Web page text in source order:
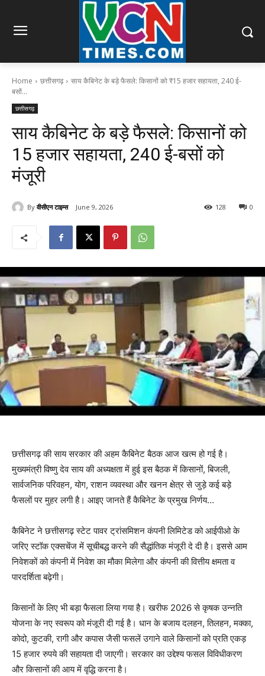
Home छत्तीसगढ़
साय कैबिनेट के बड़े फैसले: किसानों को ₹15 हजार सहायता, 240 ई-
बसों...
छत्तीसगढ़
साय कैबिनेट के बड़े फैसले: किसानों को
₹15 हजार सहायता, 240 ई-बसों को
मंजूरी
By वीसीएन टाइम्स June 9, 2026 0
128
छत्तीसगढ़ की साय सरकार की अहम कैबिनेट बैठक आज खत्म हो गई है।
मुख्यमंत्री विष्णु देव साय की अध्यक्षता में हुई इस बैठक में किसानों, बिजली,
सार्वजनिक परिवहन, योग, राशन व्यवस्था और खनन क्षेत्र से जुड़े कई बड़े
फैसलों पर मुहर लगी है। आइए जानते हैं कैबिनेट के प्रमुख निर्णय…
कैबिनेट ने छत्तीसगढ़ स्टेट पावर ट्रांसमिशन कंपनी लिमिटेड को आईपीओ के
जरिए स्टॉक एक्सचेंज में सूचीबद्ध करने की सैद्धांतिक मंजूरी दे दी है। इससे आम
निवेशकों को कंपनी में निवेश का मौका मिलेगा और कंपनी की वित्तीय क्षमता व
पारदर्शिता बढ़ेगी।
किसानों के लिए भी बड़ा फैसला लिया गया है। खरीफ 2026 से कृषक उन्नति
योजना के नए स्वरूप को मंजूरी दी गई है। धान के बजाय दलहन, तिलहन, मक्का,
कोदो, कुटकी, रागी और कपास जैसी फसलें उगाने वाले किसानों को प्रति एकड़
15 हजार रुपये की सहायता दी जाएगी। सरकार का उद्देश्य फसल विविधीकरण
और किसानों की आय में वृद्धि करना है।